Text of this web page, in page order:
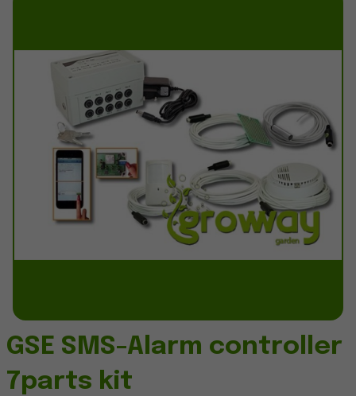
GSE SMS-Alarm controller
7parts kit